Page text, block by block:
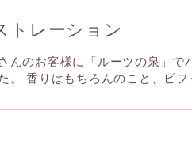
トレーション
んのお客様に「ルーツの泉」
。 香りはもちろんのこと、ビ